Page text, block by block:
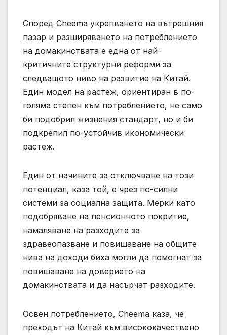
Според Cheema укрепването на вътрешния
пазар и разширяването на потреблението
на домакинствата е една от най-
критичните структурни реформи за
следващото ниво на развитие на Китай.
Един модел на растеж, ориентиран в по-
голяма степен към потреблението, не само
би подобрил жизнения стандарт, но и би
подкрепил по-устойчив икономически
растеж.
Един от начините за отключване на този
потенциал, каза той, е чрез по-силни
системи за социална защита. Мерки като
подобряване на пенсионното покритие,
намаляване на разходите за
здравеопазване и повишаване на общите
нива на доходи биха могли да помогнат за
повишаване на доверието на
домакинствата и да насърчат разходите.
Освен потреблението, Cheema каза, че
преходът на Китай към висококачествено